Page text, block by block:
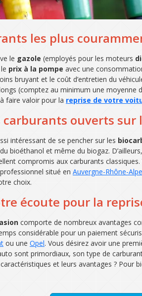
les plus
le gazole (employés pour les moteurs
prix à la pompe avec une
bruyant et le coût d’entretien du
(comptez au minimum une moyenne
faire valoir pour la reprise de votre
ouverts sur
intéressant de se pencher sur les
bioéthanol et même du biogaz.
compromis aux carburants
situé en Auvergne-Rhône-
choix.
écoute pour la
comporte de nombreux avantages
considérable pour un paiement
ou une Opel. Vous désirez avoir une
sont primordiaux, son type de
et leurs avantages ? Pour